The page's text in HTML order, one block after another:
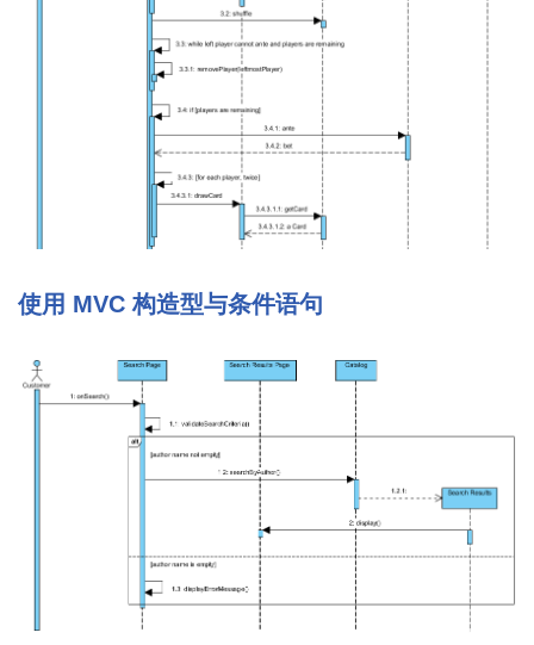
使用 MVC 构造型与条件语句